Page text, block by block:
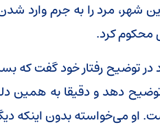
شهر، مرد را به‌ جرم وارد
محکوم کرد.
در توضیح رفتار خود گفت که
توضیح دهد و دقیقا به
او می‌خواسته بدون اینکه